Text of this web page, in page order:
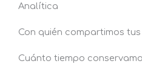
Analítica
Con quién compartimos
Cuánto tiempo